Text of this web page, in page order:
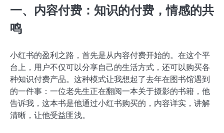
一、内容付费：知识的付费，情感的共
鸣
小红书的盈利之路，首先是从内容付费开始的。在这个平
台上，用户不仅可以分享自己的生活方式，还可以购买各
种知识付费产品。这种模式让我想起了去年在图书馆遇到
的一件事：一位老先生正在翻阅一本关于摄影的书籍，他
告诉我，这本书是他通过小红书购买的，内容详实，讲解
清晰，让他受益匪浅。